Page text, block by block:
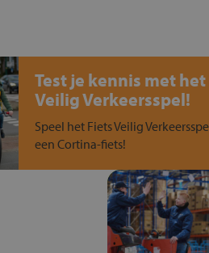
Test je kennis met
Veilig Verkeersspel!
Speel het Fiets Veilig
een Cortina-fiets!